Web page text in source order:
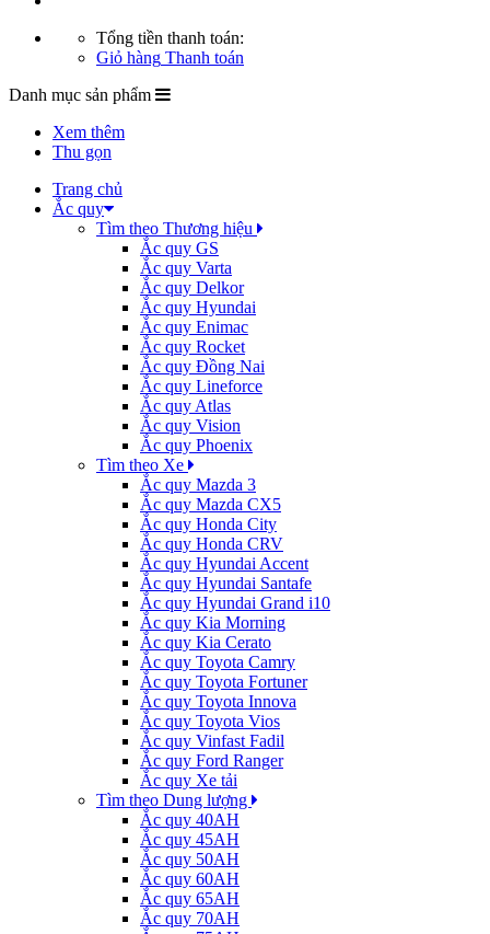
Tổng tiền thanh toán:
Giỏ hàng Thanh toán
Danh mục sản phẩm
Xem thêm
Thu gọn
Trang chủ
Ắc quy
Tìm theo Thương hiệu
Ắc quy GS
Ắc quy Varta
Ắc quy Delkor
Ắc quy Hyundai
Ắc quy Enimac
Ắc quy Rocket
Ắc quy Đồng Nai
Ắc quy Lineforce
Ắc quy Atlas
Ắc quy Vision
Ắc quy Phoenix
Tìm theo Xe
Ắc quy Mazda 3
Ắc quy Mazda CX5
Ắc quy Honda City
Ắc quy Honda CRV
Ắc quy Hyundai Accent
Ắc quy Hyundai Santafe
Ắc quy Hyundai Grand i10
Ắc quy Kia Morning
Ắc quy Kia Cerato
Ắc quy Toyota Camry
Ắc quy Toyota Fortuner
Ắc quy Toyota Innova
Ắc quy Toyota Vios
Ắc quy Vinfast Fadil
Ắc quy Ford Ranger
Ắc quy Xe tải
Tìm theo Dung lượng
Ắc quy 40AH
Ắc quy 45AH
Ắc quy 50AH
Ắc quy 60AH
Ắc quy 65AH
Ắc quy 70AH